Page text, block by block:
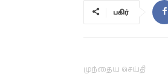
பகிர்
முந்தைய செய்தி